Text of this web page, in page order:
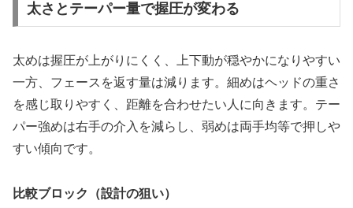
太さとテーパー量で握圧が変わる
太めは握圧が上がりにくく、上下動が穏やかになりやすい
一方、フェースを返す量は減ります。細めはヘッドの重さ
を感じ取りやすく、距離を合わせたい人に向きます。テー
パー強めは右手の介入を減らし、弱めは両手均等で押しや
すい傾向です。
比較ブロック（設計の狙い）